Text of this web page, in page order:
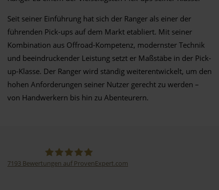
Seit seiner Einführung hat sich der Ranger als einer der
führenden Pick-ups auf dem Markt etabliert. Mit seiner
Kombination aus Offroad-Kompetenz, modernster Technik
und beeindruckender Leistung setzt er Maßstäbe in der Pick-
up-Klasse. Der Ranger wird ständig weiterentwickelt, um den
hohen Anforderungen seiner Nutzer gerecht zu werden –
von Handwerkern bis hin zu Abenteurern.
7193 Bewertungen auf ProvenExpert.com